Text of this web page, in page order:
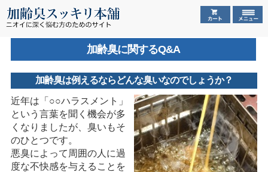
加齢臭に関するQ&A
加齢臭は例えるならどんな臭いなのでしょうか？
近年は「○○ハラスメント」
という言葉を聞く機会が多
くなりましたが、臭いもそ
のひとつです。
悪臭によって周囲の人に過
度な不快感を与えることを